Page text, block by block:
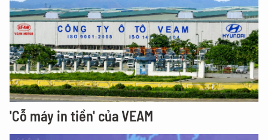
'Cỗ máy in tiền' của VEAM